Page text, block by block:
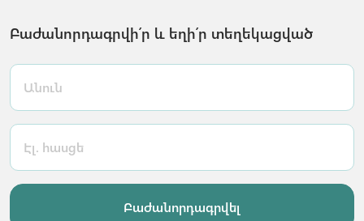
Բաժանորդագրվի՛ր և եղի՛ր տեղեկացված
Բաժանորդագրվել